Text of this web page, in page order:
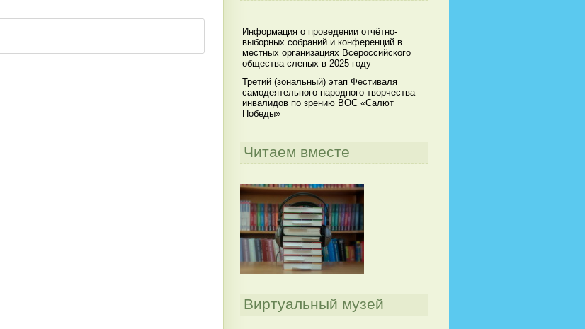
Информация о проведении отчётно-
выборных собраний и конференций в
местных организациях Всероссийского
общества слепых в 2025 году
Третий (зональный) этап Фестиваля
самодеятельного народного творчества
инвалидов по зрению ВОС «Салют
Победы»
Читаем вместе
Виртуальный музей